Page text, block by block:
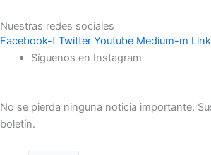
Nuestras redes sociales
Facebook-f Twitter Youtube Medium-m
Síguenos en Instagram
No se pierda ninguna noticia importante.
boletín.